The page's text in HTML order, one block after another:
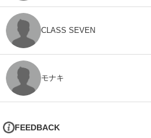
CLASS SEVEN
モナキ
FEEDBACK